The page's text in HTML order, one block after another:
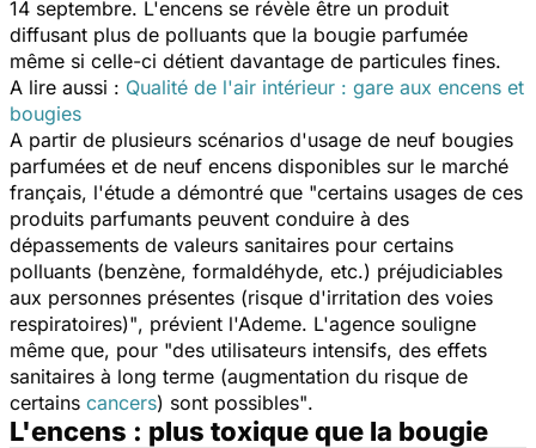
14 septembre. L'encens se révèle être un produit
diffusant plus de polluants que la bougie parfumée
même si celle-ci détient davantage de particules fines.
A lire aussi : Qualité de l'air intérieur : gare aux encens et
bougies
A partir de plusieurs scénarios d'usage de neuf bougies
parfumées et de neuf encens disponibles sur le marché
français, l'étude a démontré que "certains usages de ces
produits parfumants peuvent conduire à des
dépassements de valeurs sanitaires pour certains
polluants (benzène, formaldéhyde, etc.) préjudiciables
aux personnes présentes (risque d'irritation des voies
respiratoires)", prévient l'Ademe. L'agence souligne
même que, pour "des utilisateurs intensifs, des effets
sanitaires à long terme (augmentation du risque de
certains cancers) sont possibles".
L'encens : plus toxique que la bougie